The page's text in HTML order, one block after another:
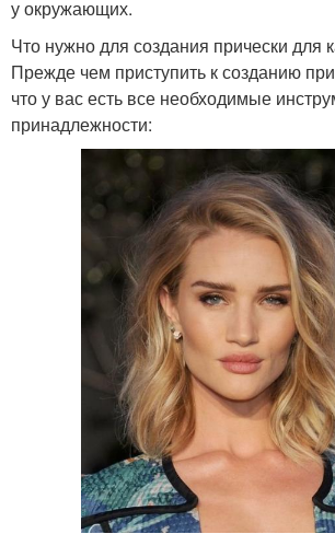
у окружающих.
Что нужно для создания прически для
Прежде чем приступить к созданию
что у вас есть все необходимые
принадлежности: